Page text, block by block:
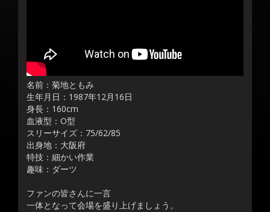
名前：菊地ともみ
生年月日：1987年12月16日
身長：160cm
血液型：O型
スリーサイズ：75/62/85
出身地：大阪府
特技：細かい作業
趣味：ダーツ
ファンの皆さんに一言
一体となって会場を盛り上げましょう。